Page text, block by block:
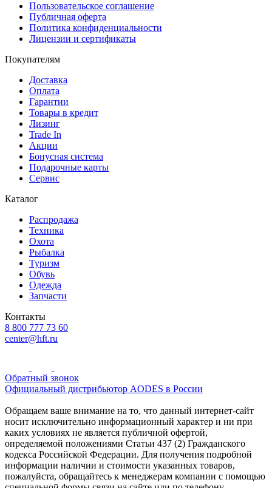
Пользовательское соглашение
Публичная оферта
Политика конфиденциальности
Лицензии и сертификаты
Покупателям
Доставка
Оплата
Гарантии
Товары в кредит
Лизинг
Trade In
Акции
Бонусная система
Подарочные карты
Сервис
Каталог
Распродажа
Техника
Охота
Рыбалка
Туризм
Обувь
Одежда
Запчасти
Контакты
8 800 777 73 60
center@hft.ru
Обратный звонок
Официальный дистрибьютор AODES в России
Обращаем ваше внимание на то, что данный интернет-сайт
носит исключительно информационный характер и ни при
каких условиях не является публичной офертой,
определяемой положениями Статьи 437 (2) Гражданского
кодекса Российской Федерации. Для получения подробной
информации наличии и стоимости указанных товаров,
пожалуйста, обращайтесь к менеджерам компании с помощью